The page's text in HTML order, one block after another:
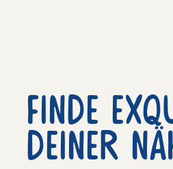
Finde
deiner